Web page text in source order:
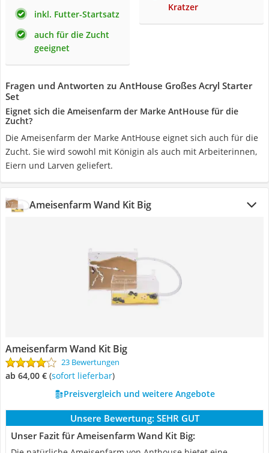
inkl. Futter-Startsatz
auch für die Zucht
geeignet
Kratzer
Fragen und Antworten zu AntHouse Großes Acryl Starter
Set
Eignet sich die Ameisenfarm der Marke AntHouse für die
Zucht?
Die Ameisenfarm der Marke AntHouse eignet sich auch für die
Zucht. Sie wird sowohl mit Königin als auch mit Arbeiterinnen,
Eiern und Larven geliefert.
Ameisenfarm Wand Kit Big
Ameisenfarm Wand Kit Big
23 Bewertungen
ab 64,00 € ( Sofort lieferbar)
Preisvergleich und weitere Angebote
Unsere Bewertung: SEHR GUT
Unser Fazit für Ameisenfarm Wand Kit Big: